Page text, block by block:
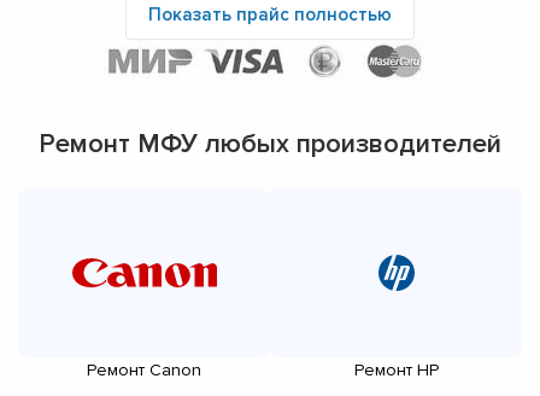
Показать прайс полностью
Ремонт МФУ любых производителей
Ремонт Canon Ремонт HP